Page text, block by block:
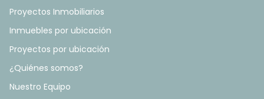
Proyectos Inmobiliarios
Inmuebles por ubicación
Proyectos por ubicación
¿Quiénes somos?
Nuestro Equipo